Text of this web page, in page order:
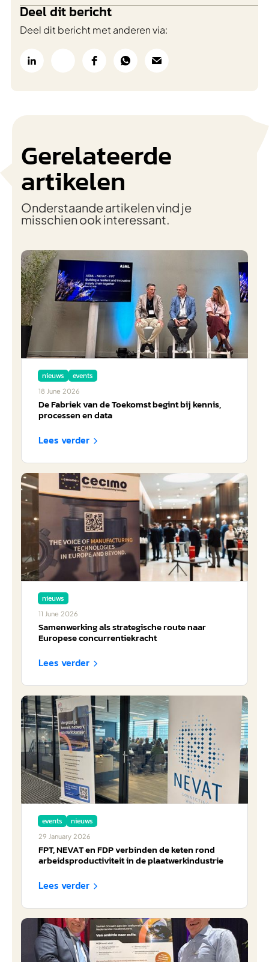
Deel dit bericht
Deel dit bericht met anderen via:
Gerelateerde
artikelen
Onderstaande artikelen vind je
misschien ook interessant.
nieuws events
18 June 2026
De Fabriek van de Toekomst begint bij kennis,
processen en data
Lees verder 
nieuws
11 June 2026
Samenwerking als strategische route naar
Europese concurrentiekracht
Lees verder 
events nieuws
29 January 2026
FPT, NEVAT en FDP verbinden de keten rond
arbeidsproductiviteit in de plaatwerkindustrie
Lees verder 